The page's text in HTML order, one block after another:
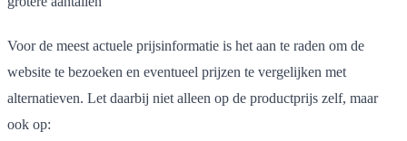
Voor de meest actuele prijsinformatie is het aan te raden om de
website te bezoeken en eventueel prijzen te vergelijken met
alternatieven. Let daarbij niet alleen op de productprijs zelf, maar
ook op: